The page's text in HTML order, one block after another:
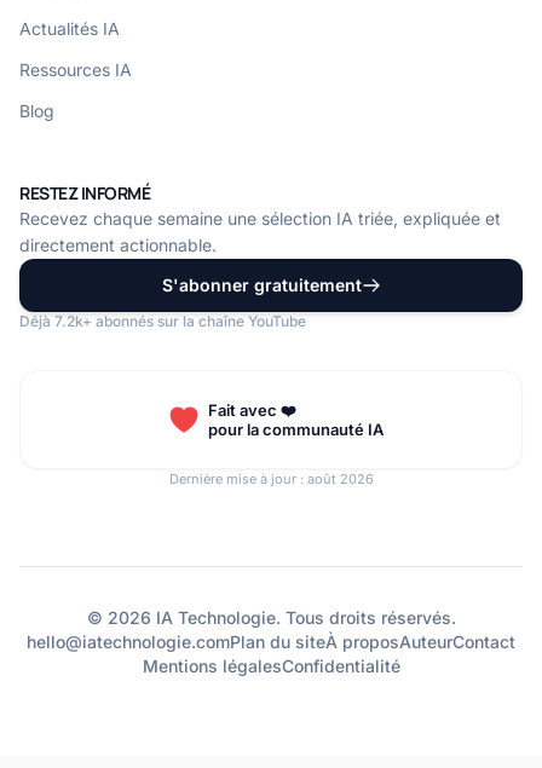
Actualités IA
Ressources IA
Blog
RESTEZ INFORMÉ
Recevez chaque semaine une sélection IA triée, expliquée et
directement actionnable.
S'abonner gratuitement
Déjà 7.2k+ abonnés sur la chaîne YouTube
Fait avec ❤️
pour la communauté IA
Dernière mise à jour : août 2026
© 2026 IA Technologie. Tous droits réservés.
hello@iatechnologie.comPlan du siteÀ proposAuteurContact
Mentions légalesConfidentialité